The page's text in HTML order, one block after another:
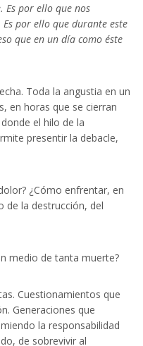
Es por ello que nos
por ello que durante este
que en un día como éste
Toda la angustia en un
en horas que se cierran
el hilo de la
presentir la debacle,
¿Cómo enfrentar, en
de la destrucción, del
medio de tanta muerte?
Cuestionamientos que
Generaciones que
la responsabilidad
de sobrevivir al